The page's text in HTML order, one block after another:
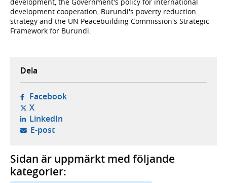
development cooperation, Burundi's poverty reduction
strategy and the UN Peacebuilding Commission's Strategic
Framework for Burundi.
Dela
Facebook- öppnas i ny flik, extern webbplats,
X- öppnas i ny flik, extern webbplats,
LinkedIn- öppnas i ny flik, extern webbplats,
E-post- öppnar din e-postklient,
Sidan är uppmärkt med följande
kategorier: